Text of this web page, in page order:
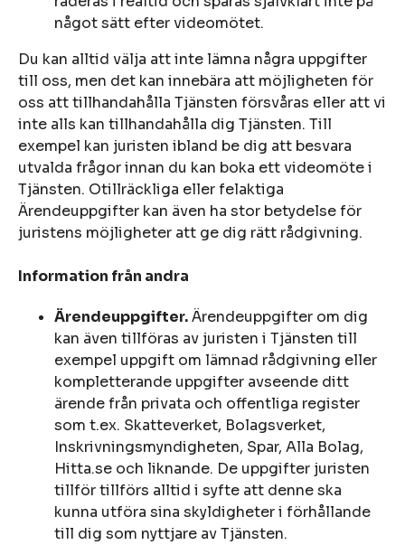
något sätt efter videomötet.
Du kan alltid välja att inte lämna några uppgifter
till oss, men det kan innebära att möjligheten för
oss att tillhandahålla Tjänsten försvåras eller att vi
inte alls kan tillhandahålla dig Tjänsten. Till
exempel kan juristen ibland be dig att besvara
utvalda frågor innan du kan boka ett videomöte i
Tjänsten. Otillräckliga eller felaktiga
Ärendeuppgifter kan även ha stor betydelse för
juristens möjligheter att ge dig rätt rådgivning.
Information från andra
Ärendeuppgifter.Ärendeuppgifter om dig
kan även tillföras av juristen i Tjänsten till
exempel uppgift om lämnad rådgivning eller
kompletterande uppgifter avseende ditt
ärende från privata och offentliga register
som t.ex. Skatteverket, Bolagsverket,
Inskrivningsmyndigheten, Spar, Alla Bolag,
Hitta.se och liknande. De uppgifter juristen
tillför tillförs alltid i syfte att denne ska
kunna utföra sina skyldigheter i förhållande
till dig som nyttjare av Tjänsten.